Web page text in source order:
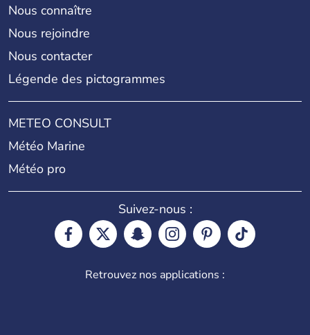
Nous connaître
Nous rejoindre
Nous contacter
Légende des pictogrammes
METEO CONSULT
Météo Marine
Météo pro
Suivez-nous :
Retrouvez nos applications :